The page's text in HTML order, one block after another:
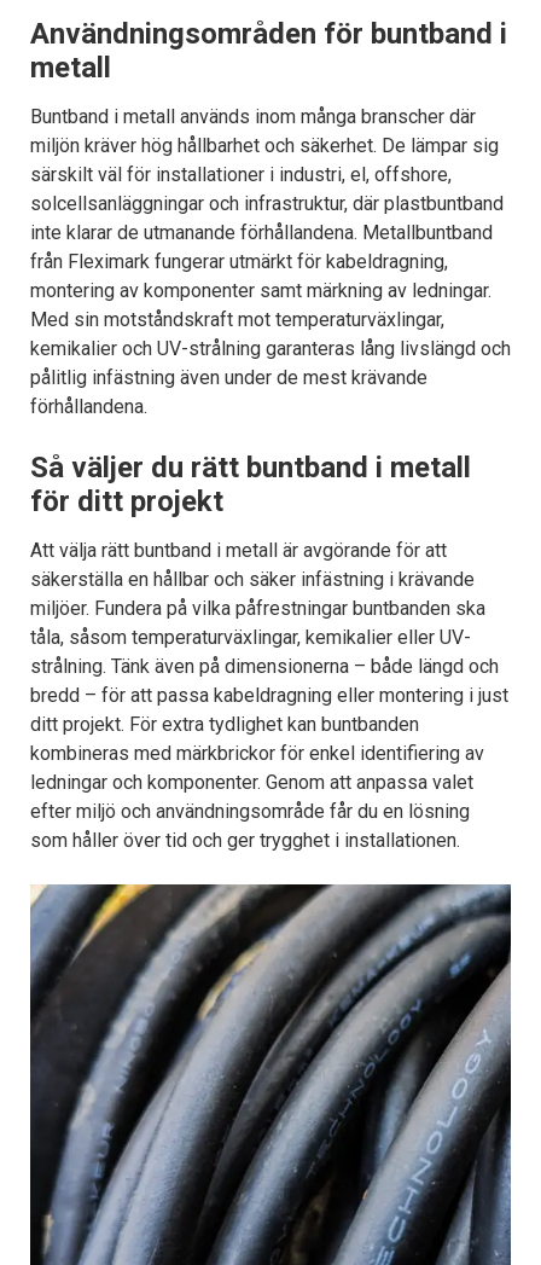
Användningsområden för buntband i
metall
Buntband i metall används inom många branscher där
miljön kräver hög hållbarhet och säkerhet. De lämpar sig
särskilt väl för installationer i industri, el, offshore,
solcellsanläggningar och infrastruktur, där plastbuntband
inte klarar de utmanande förhållandena. Metallbuntband
från Fleximark fungerar utmärkt för kabeldragning,
montering av komponenter samt märkning av ledningar.
Med sin motståndskraft mot temperaturväxlingar,
kemikalier och UV-strålning garanteras lång livslängd och
pålitlig infästning även under de mest krävande
förhållandena.
Så väljer du rätt buntband i metall
för ditt projekt
Att välja rätt buntband i metall är avgörande för att
säkerställa en hållbar och säker infästning i krävande
miljöer. Fundera på vilka påfrestningar buntbanden ska
tåla, såsom temperaturväxlingar, kemikalier eller UV-
strålning. Tänk även på dimensionerna – både längd och
bredd – för att passa kabeldragning eller montering i just
ditt projekt. För extra tydlighet kan buntbanden
kombineras med märkbrickor för enkel identifiering av
ledningar och komponenter. Genom att anpassa valet
efter miljö och användningsområde får du en lösning
som håller över tid och ger trygghet i installationen.